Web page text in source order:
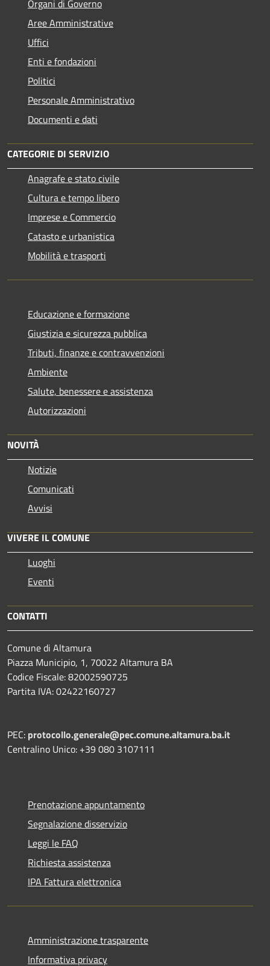
Organi di Governo
Aree Amministrative
Uffici
Enti e fondazioni
Politici
Personale Amministrativo
Documenti e dati
CATEGORIE DI SERVIZIO
Anagrafe e stato civile
Cultura e tempo libero
Imprese e Commercio
Catasto e urbanistica
Mobilità e trasporti
Educazione e formazione
Giustizia e sicurezza pubblica
Tributi, finanze e contravvenzioni
Ambiente
Salute, benessere e assistenza
Autorizzazioni
NOVITÀ
Notizie
Comunicati
Avvisi
VIVERE IL COMUNE
Luoghi
Eventi
CONTATTI
Comune di Altamura
Piazza Municipio, 1, 70022 Altamura BA
Codice Fiscale: 82002590725
Partita IVA: 02422160727
PEC: protocollo.generale@pec.comune.altamura.ba.it
Centralino Unico: +39 080 3107111
Prenotazione appuntamento
Segnalazione disservizio
Leggi le FAQ
Richiesta assistenza
IPA Fattura elettronica
Amministrazione trasparente
Informativa privacy